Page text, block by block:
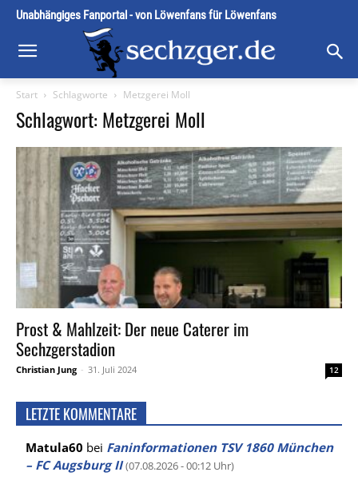
Unabhängiges Fanportal - von Löwenfans für Löwenfans
Start Schlagworte Metzgerei Moll
Schlagwort: Metzgerei Moll
Prost & Mahlzeit: Der neue Caterer im
Sechzgerstadion
Christian Jung - 31. Juli 2024 12
LETZTE KOMMENTARE
Matula60 bei Faninformationen TSV 1860 München
– FC Augsburg II (07.08.2026 - 00:12 Uhr)